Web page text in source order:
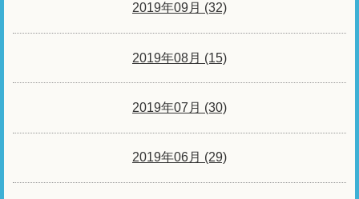
2019年09月 (32)
2019年08月 (15)
2019年07月 (30)
2019年06月 (29)